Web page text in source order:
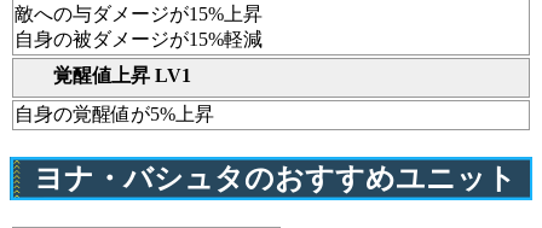
敵への与ダメージが15%上昇
自身の被ダメージが15%軽減
覚醒値上昇 LV1
自身の覚醒値が5%上昇
ヨナ・バシュタのおすすめユニット